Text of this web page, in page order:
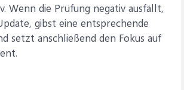
Wenn die Prüfung negativ ausfällt,
gibst eine entsprechende
setzt anschließend den Fokus auf